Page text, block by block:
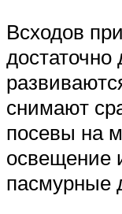
Всходов
достаточно
снимают
посевы на
освещение
пасмурные